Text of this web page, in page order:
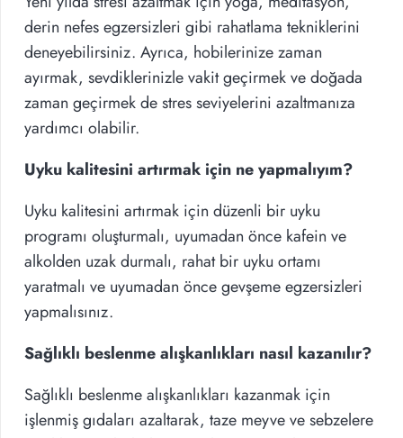
derin nefes egzersizleri gibi rahatlama tekniklerini
deneyebilirsiniz. Ayrıca, hobilerinize zaman
ayırmak, sevdiklerinizle vakit geçirmek ve doğada
zaman geçirmek de stres seviyelerini azaltmanıza
yardımcı olabilir.
Uyku kalitesini artırmak için ne yapmalıyım?
Uyku kalitesini artırmak için düzenli bir uyku
programı oluşturmalı, uyumadan önce kafein ve
alkolden uzak durmalı, rahat bir uyku ortamı
yaratmalı ve uyumadan önce gevşeme egzersizleri
yapmalısınız.
Sağlıklı beslenme alışkanlıkları nasıl kazanılır?
Sağlıklı beslenme alışkanlıkları kazanmak için
işlenmiş gıdaları azaltarak, taze meyve ve sebzelere